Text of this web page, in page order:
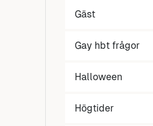
Gäst
Gay hbt frågor
Halloween
Högtider